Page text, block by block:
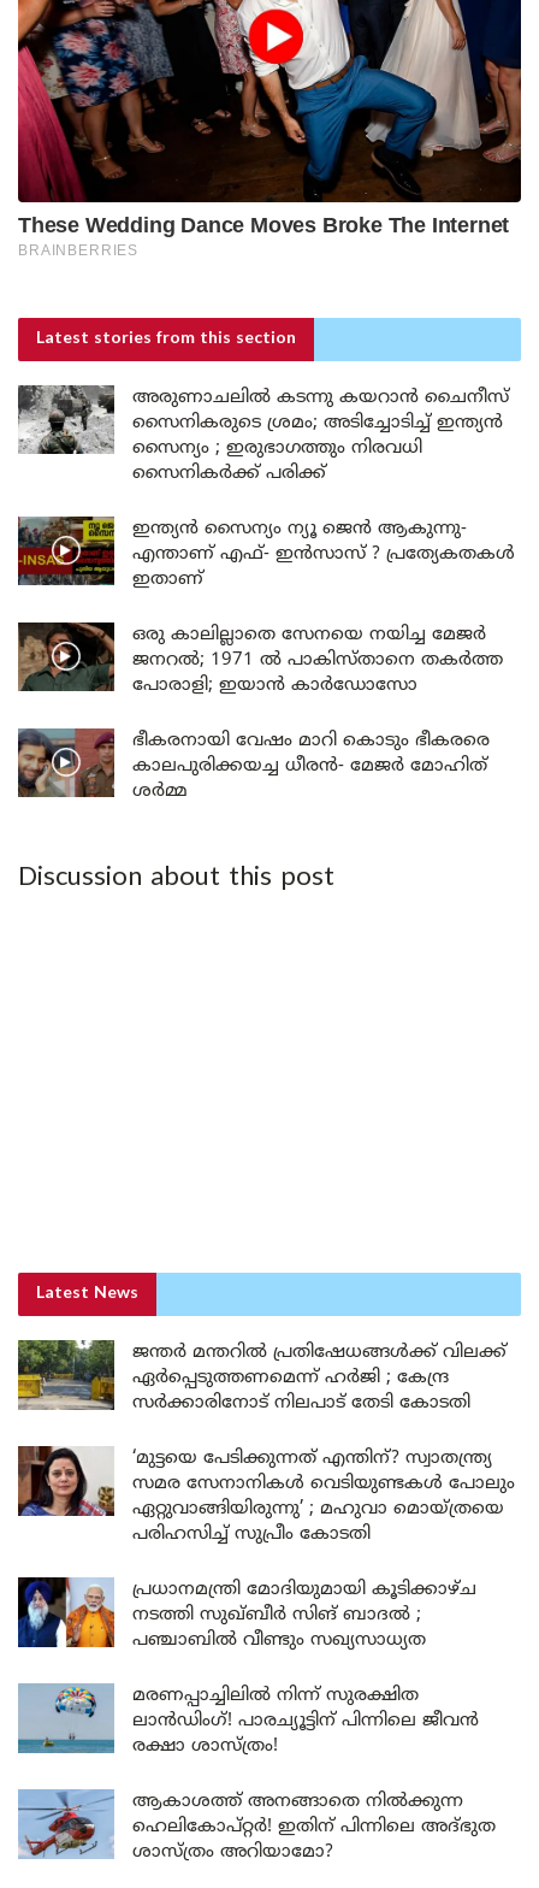
Latest stories from this section
അരുണാചലിൽ കടന്നു കയറാൻ ചൈനീസ്
സൈനികരുടെ ശ്രമം; അടിച്ചോടിച്ച് ഇന്ത്യൻ
സൈന്യം ; ഇരുഭാഗത്തും നിരവധി
സൈനികർക്ക് പരിക്ക്
ഇന്ത്യൻ സൈന്യം ന്യൂ ജെൻ ആകുന്നു-
എന്താണ് എഫ്- ഇൻസാസ് ? പ്രത്യേകതകൾ
ഇതാണ്
ഒരു കാലില്ലാതെ സേനയെ നയിച്ച മേജർ
ജനറൽ; 1971 ൽ പാകിസ്താനെ തകർത്ത
പോരാളി; ഇയാൻ കാർഡോസോ
ഭീകരനായി വേഷം മാറി കൊടും ഭീകരരെ
കാലപുരിക്കയച്ച ധീരൻ- മേജർ മോഹിത്
ശർമ്മ
Discussion about this post
Latest News
ജന്തർ മന്തറിൽ പ്രതിഷേധങ്ങൾക്ക് വിലക്ക്
ഏർപ്പെടുത്തണമെന്ന് ഹർജി ; കേന്ദ്ര
സർക്കാരിനോട് നിലപാട് തേടി കോടതി
‘മുട്ടയെ പേടിക്കുന്നത് എന്തിന്? സ്വാതന്ത്ര്യ
സമര സേനാനികൾ വെടിയുണ്ടകൾ പോലും
ഏറ്റുവാങ്ങിയിരുന്നു’ ; മഹുവാ മൊയ്ത്രയെ
പരിഹസിച്ച് സുപ്രീം കോടതി
പ്രധാനമന്ത്രി മോദിയുമായി കൂടിക്കാഴ്ച
നടത്തി സുഖ്ബീർ സിങ് ബാദൽ ;
പഞ്ചാബിൽ വീണ്ടും സഖ്യസാധ്യത
മരണപ്പാച്ചിലിൽ നിന്ന് സുരക്ഷിത
ലാൻഡിംഗ്! പാരച്യൂട്ടിന് പിന്നിലെ ജീവൻ
രക്ഷാ ശാസ്ത്രം!
ആകാശത്ത് അനങ്ങാതെ നില്‍ക്കുന്ന
ഹെലികോപ്റ്റര്‍! ഇതിന് പിന്നിലെ അദ്ഭുത
ശാസ്ത്രം അറിയാമോ?